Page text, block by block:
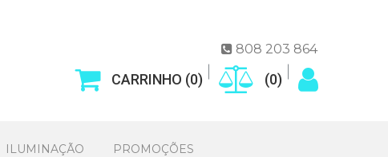
 808 203 864
CARRINHO (0) (0)
ILUMINAÇÃO PROMOÇÕES